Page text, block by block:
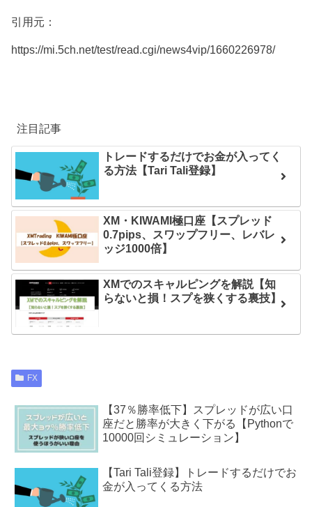
引用元：
https://mi.5ch.net/test/read.cgi/news4vip/1660226978/
注目記事
トレードするだけでお金が入ってく
る方法【Tari Tali登録】
XM・KIWAMI極口座【スプレッド
0.7pips、スワップフリー、レバレ
ッジ1000倍】
XMでのスキャルピングを解説【知
らないと損！スプを狭くする裏技】
FX
【37％勝率低下】スプレッドが広い口
座だと勝率が大きく下がる【Pythonで
10000回シミュレーション】
【Tari Tali登録】トレードするだけでお
金が入ってくる方法